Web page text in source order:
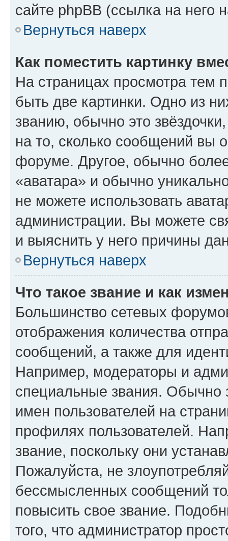
сайте phpBB (ссылка на него
Вернуться наверх
Как поместить картинку
На страницах просмотра тем
быть две картинки. Одно из
званию, обычно это
на то, сколько сообщений вы
форуме. Другое, обычно
«аватара» и обычно
не можете использовать
администрации. Вы можете
и выяснить у него причины
Вернуться наверх
Что такое звание и как
Большинство сетевых
отображения количества
сообщений, а также для
Например, модераторы и
специальные звания. Обычно
имен пользователей на
профилях пользователей.
звание, поскольку они
Пожалуйста, не
бессмысленных сообщений
повысить свое звание.
того, что администратор